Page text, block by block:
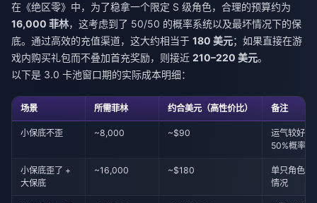
在《绝区零》中，为了稳拿一个限定 S 级角色，合理的预算约为
16,000 菲林，这考虑到了 50/50 的概率系统以及最坏情况下的保
底。通过高效的充值渠道，这大约相当于 180 美元；如果直接在游
戏内购买礼包而不叠加首充奖励，则接近 210–220 美元。
以下是 3.0 卡池窗口期的实际成本明细：
场景 所需菲林 约合美元（高性价比） 备注
小保底不歪 ~8,000 ~$90
运气较好，
50%概率
小保底歪了 +
大保底
~16,000 ~$180
单只角色最
情况